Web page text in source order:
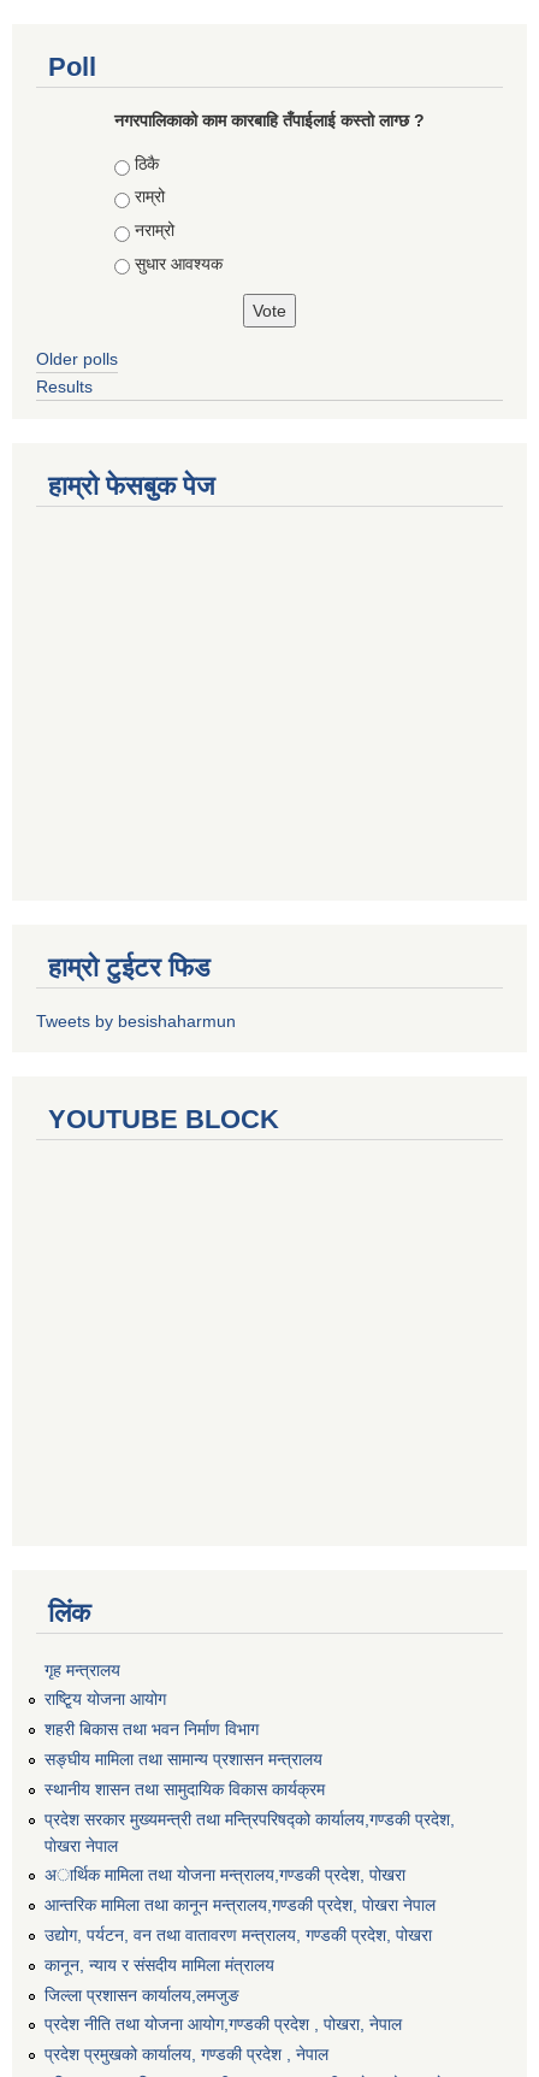
Poll
नगरपालिकाको काम कारबाहि तँपाईलाई कस्तो लाग्छ ?
Choices
ठिकै
राम्रो
नराम्रो
सुधार आवश्यक
Older polls
Results
हाम्रो फेसबुक पेज
हाम्रो टुईटर फिड
Tweets by besishaharmun
YOUTUBE BLOCK
लिंक
गृह मन्त्रालय
राष्टि्ृय योजना आयोग
शहरी बिकास तथा भवन निर्माण विभाग
सङ्घीय मामिला तथा सामान्य प्रशासन मन्त्रालय
स्थानीय शासन तथा सामुदायिक विकास कार्यक्रम
प्रदेश सरकार मुख्यमन्त्री तथा मन्त्रिपरिषद्को कार्यालय,गण्डकी प्रदेश,
पाेखरा नेपाल
अार्थिक मामिला तथा योजना मन्त्रालय,गण्डकी प्रदेश, पोखरा
आन्तरिक मामिला तथा कानून मन्त्रालय,गण्डकी प्रदेश, पाेखरा नेपाल
उद्योग, पर्यटन, वन तथा वातावरण मन्त्रालय, गण्डकी प्रदेश, पोखरा
कानून, न्याय र संसदीय मामिला मंत्रालय
जिल्ला प्रशासन कार्यालय,लमजुङ
प्रदेश नीति तथा योजना आयोग,गण्डकी प्रदेश , पोखरा, नेपाल
प्रदेश प्रमुखको कार्यालय, गण्डकी प्रदेश , नेपाल